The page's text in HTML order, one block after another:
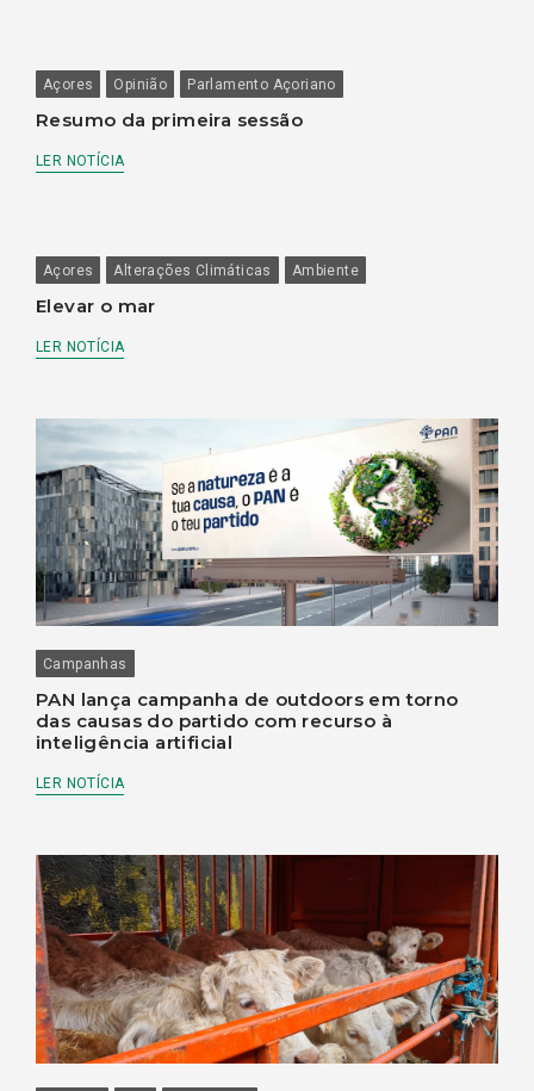
Açores Opinião Parlamento Açoriano
Resumo da primeira sessão
LER NOTÍCIA
Açores Alterações Climáticas Ambiente
Elevar o mar
LER NOTÍCIA
Campanhas
PAN lança campanha de outdoors em torno
das causas do partido com recurso à
inteligência artificial
LER NOTÍCIA